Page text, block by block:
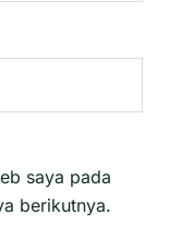
saya pada
berikutnya.